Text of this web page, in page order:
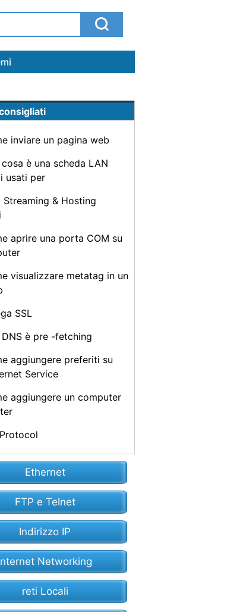
inviare un pagina web
cosa è una scheda LAN
usati per
Streaming & Hosting
aprire una porta COM su
visualizzare metatag in un
SSL
DNS è pre -fetching
aggiungere preferiti su
Service
aggiungere un computer
Ethernet
FTP e Telnet
Indirizzo IP
Networking
reti Locali